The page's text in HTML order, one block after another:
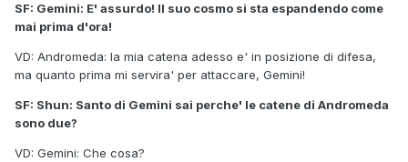
SF: Gemini: E' assurdo! Il suo cosmo si sta espandendo come
mai prima d'ora!
VD: Andromeda: la mia catena adesso e' in posizione di difesa,
ma quanto prima mi servira' per attaccare, Gemini!
SF: Shun: Santo di Gemini sai perche' le catene di Andromeda
sono due?
VD: Gemini: Che cosa?